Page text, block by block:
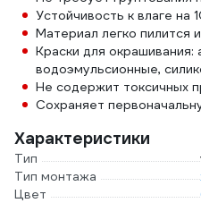
Устойчивость к влаге на
Материал легко пилится
Краски для окрашивания:
водоэмульсионные,
Не содержит токсичных
Сохраняет
Характеристики
Тип
Тип монтажа
Цвет